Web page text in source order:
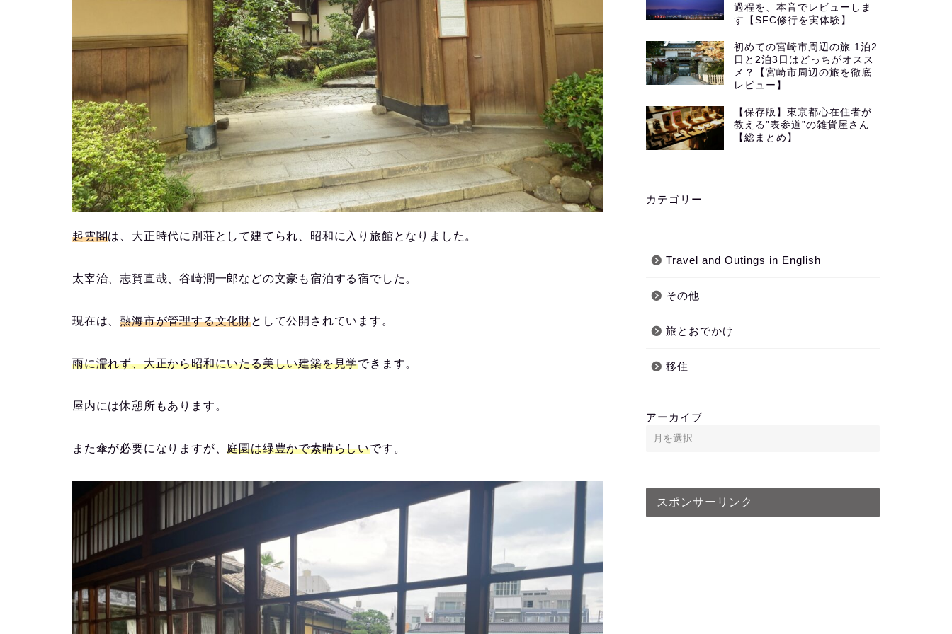
起雲閣は、大正時代に別荘として建てられ、昭和に入り旅館となりました。
太宰治、志賀直哉、谷崎潤一郎などの文豪も宿泊する宿でした。
現在は、熱海市が管理する文化財として公開されています。
雨に濡れず、大正から昭和にいたる美しい建築を見学できます。
屋内には休憩所もあります。
また傘が必要になりますが、庭園は緑豊かで素晴らしいです。
過程を、本音でレビューしま
す【SFC修行を実体験】
初めての宮崎市周辺の旅 1泊2
日と2泊3日はどっちがオスス
メ？【宮崎市周辺の旅を徹底
レビュー】
【保存版】東京都心在住者が
教える”表参道”の雑貨屋さん
【総まとめ】
カテゴリー
Travel and Outings in English
その他
旅とおでかけ
移住
アーカイブ
スポンサーリンク